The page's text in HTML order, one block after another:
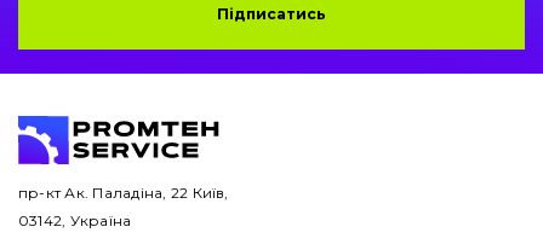
Буровий інструмент
Електрообладнання
Підписатись
пр-кт Ак. Паладіна, 22 Київ,
03142, Україна